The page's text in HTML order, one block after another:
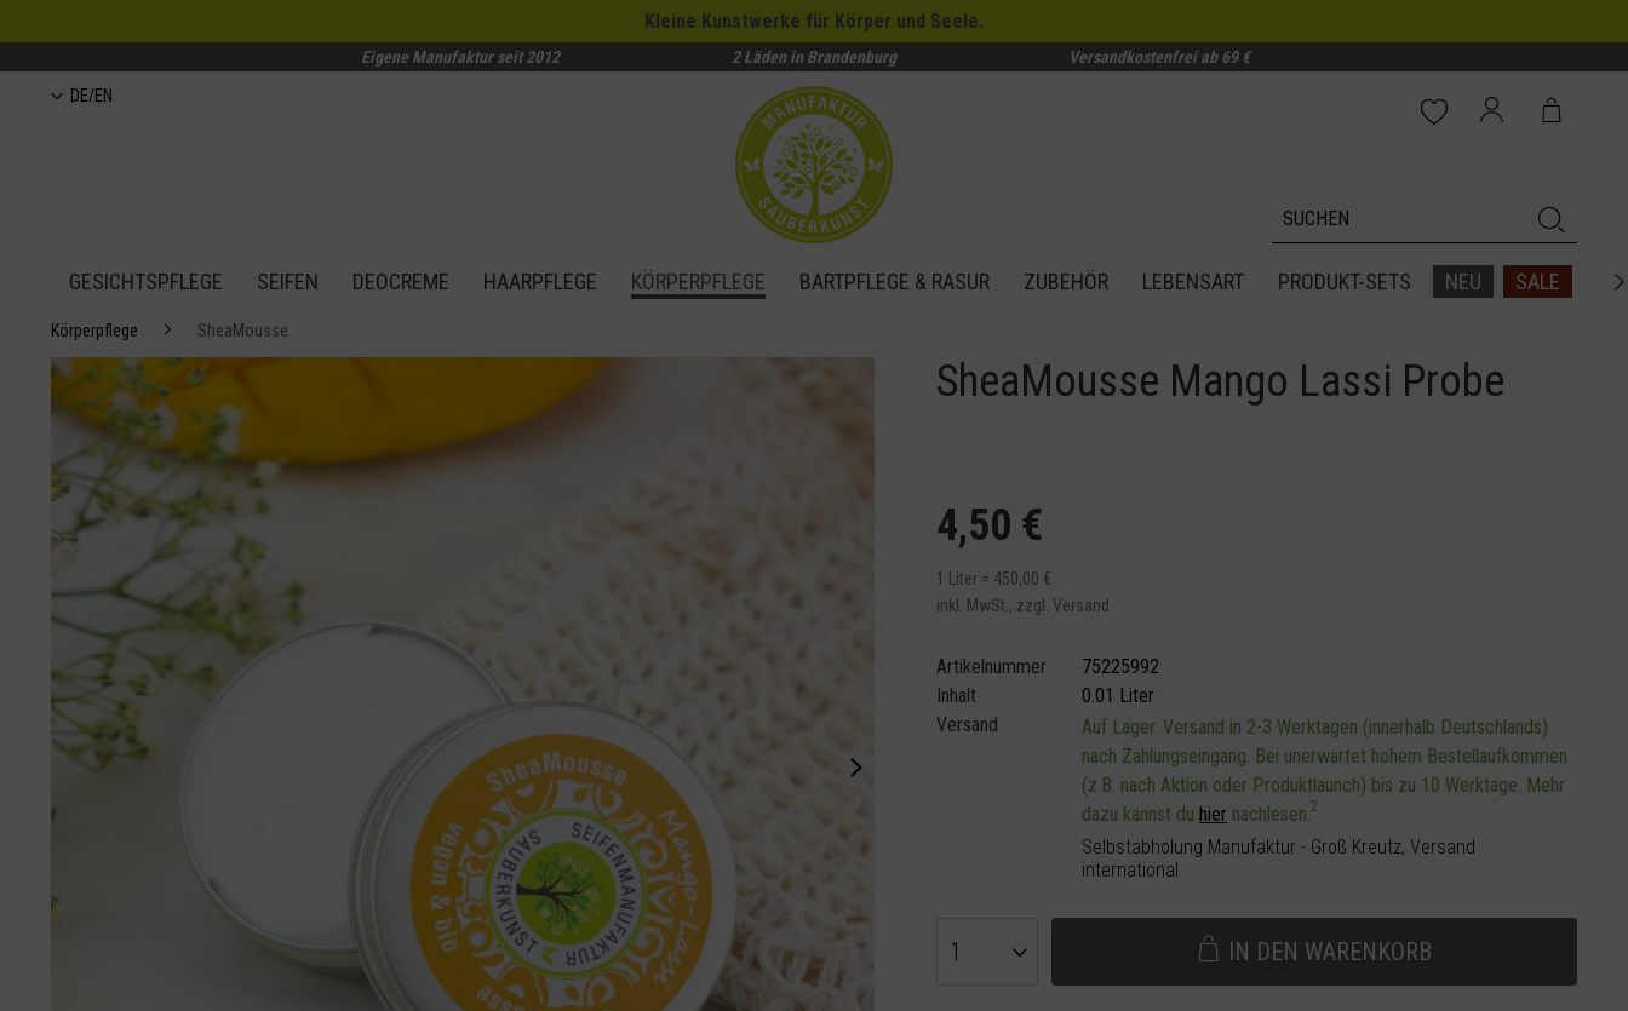
Kleine Kunstwerke für Körper und Seele.
Eigene Manufaktur seit 2012 2 Läden in Brandenburg
Versandkostenfrei ab 69 €
DE/EN
GESICHTSPFLEGE SEIFEN DEOCREME HAARPFLEGE KÖRPERPFLEGE BARTPFLEGE & RASUR ZUBEHÖR LEBENSART PRODUKT-SETS NEU SALE 
Körperpflege SheaMousse
SheaMousse Mango Lassi Probe
4,50 €
1 Liter = 450,00 €
inkl. MwSt., zzgl. Versand
Artikelnummer
75225992
Inhalt
0.01 Liter
Versand
Auf Lager. Versand in 2-3 Werktagen (innerhalb Deutschlands)
nach Zahlungseingang. Bei unerwartet hohem Bestellaufkommen
(z.B. nach Aktion oder Produktlaunch) bis zu 10 Werktage. Mehr
dazu kannst du hier nachlesen.2
Selbstabholung Manufaktur - Groß Kreutz, Versand
international
IN DEN WARENKORB